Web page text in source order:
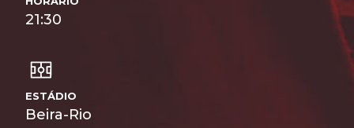
21:30
ESTÁDIO
Beira-Rio